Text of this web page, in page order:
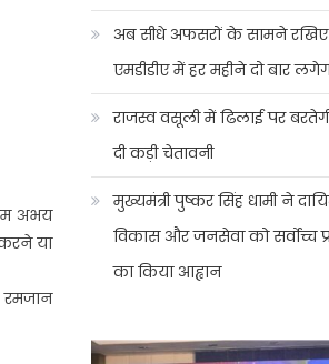
अभय
या
अब सीधे अफसरों के सामने रखिए
एमडीडीए में हर महीने दो बार
राजस्व वसूली में ढिलाई पर
दी कड़ी चेतावनी
मुख्यमंत्री पुष्कर सिंह धामी ने
विकास और जनसेवा को सर्वोच्च
का किया आह्वान